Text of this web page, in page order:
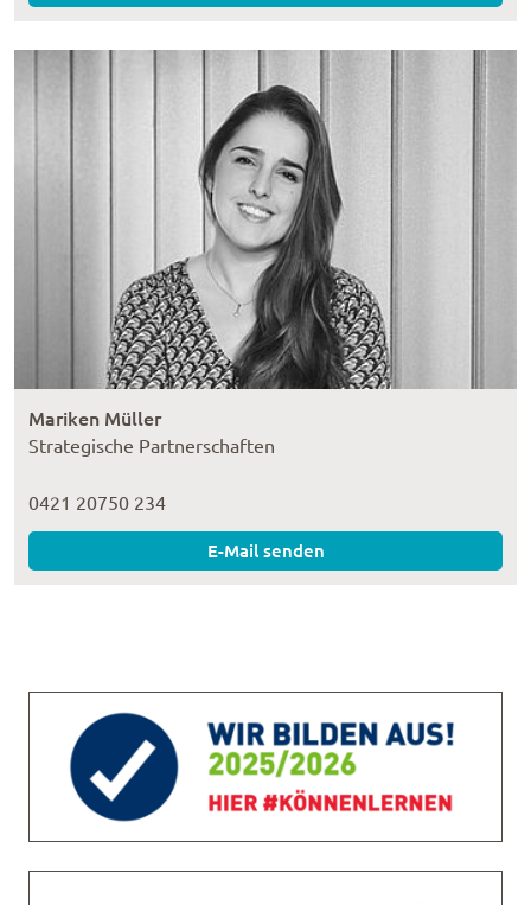
Mariken Müller
Strategische Partnerschaften
0421 20750 234
E-Mail senden